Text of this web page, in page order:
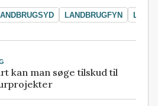
LANDBRUGFYN
kan man søge tilskud til